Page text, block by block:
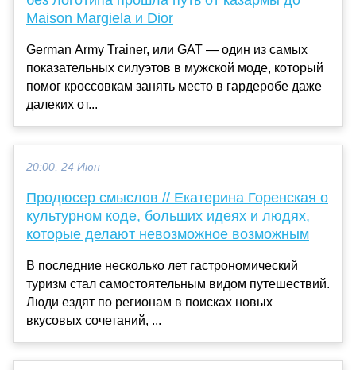
Maison Margiela и Dior
German Army Trainer, или GAT — один из самых
показательных силуэтов в мужской моде, который
помог кроссовкам занять место в гардеробе даже
далеких от...
20:00, 24 Июн
Продюсер смыслов // Екатерина Горенская о
культурном коде, больших идеях и людях,
которые делают невозможное возможным
В последние несколько лет гастрономический
туризм стал самостоятельным видом путешествий.
Люди ездят по регионам в поисках новых
вкусовых сочетаний, ...